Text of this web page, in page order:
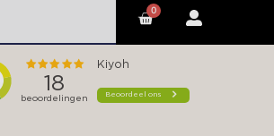
de winkel
0